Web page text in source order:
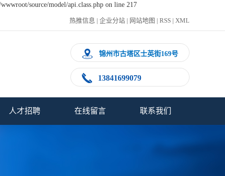
source/model/api.class.php on line 217
热推信息 | 企业分站 | 网站地图 | RSS | XML
锦州市古塔区士英街169号
13841699079
人才招聘 在线留言 联系我们